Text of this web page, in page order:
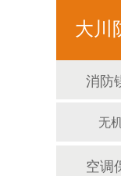
大川
空调